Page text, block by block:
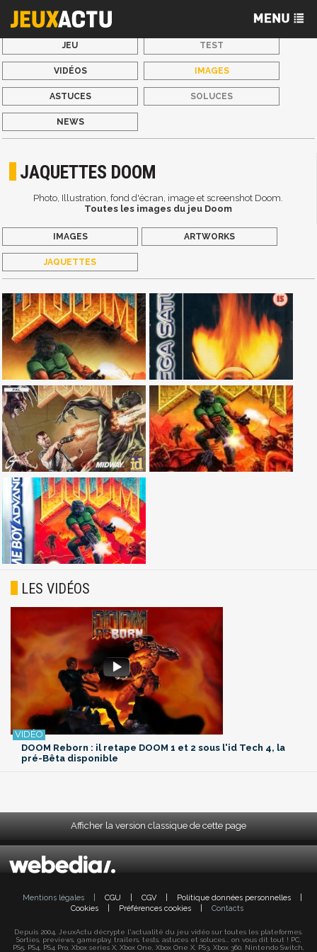
JEU TEST
VIDÉOS IMAGES
ASTUCES SOLUCES
NEWS
JAQUETTES DOOM
Photo, Illustration, fond d'écran, image et screenshot Doom.
Toutes les images du jeu Doom
IMAGES ARTWORKS
JAQUETTES
LES VIDÉOS
DOOM Reborn : il retape DOOM 1 et 2 sous l'id Tech 4, la
pré-Bêta disponible
Afficher la version classique de cette page
Mentions légales CGU CGV Politique données personnelles
Cookies
Préférences cookies Contacts
Depuis 2004, JeuxActu décrypte l'actualité du jeu vidéo sur toutes les plateformes.
Sorties, previews, gameplay, trailers, tests, astuces et soluces... on vous dit tout ! PC,
PS5, PS4, PS4 Pro, Xbox series X, Xbox One, Xbox One X, PS3, Xbox 360, Nintendo Switch,